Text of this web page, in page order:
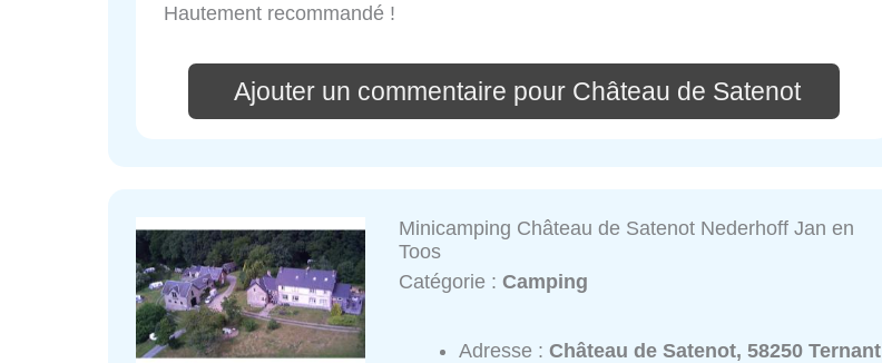
Hautement recommandé !
Ajouter un commentaire pour Château de Satenot
Minicamping Château de Satenot Nederhoff Jan en
Toos
Catégorie :Camping
Adresse :Château de Satenot, 58250 Ternant